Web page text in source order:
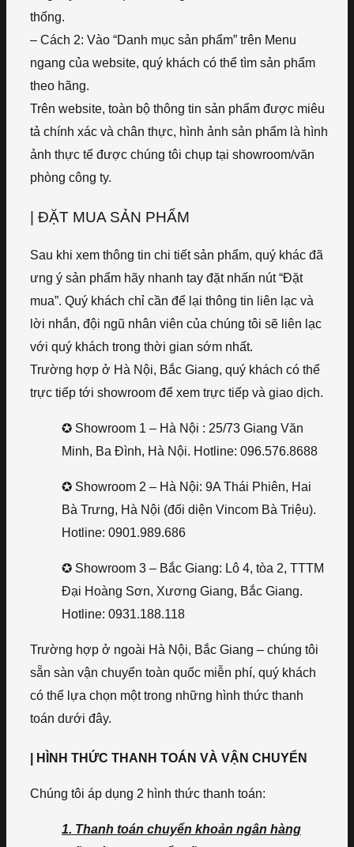
thống.
– Cách 2: Vào “Danh mục sản phẩm” trên Menu
ngang của website, quý khách có thể tìm sản phẩm
theo hãng.
Trên website, toàn bộ thông tin sản phẩm được miêu
tả chính xác và chân thực, hình ảnh sản phẩm là hình
ảnh thực tế được chúng tôi chụp tại showroom/văn
phòng công ty.
| ĐẶT MUA SẢN PHẨM
Sau khi xem thông tin chi tiết sản phẩm, quý khác đã
ưng ý sản phẩm hãy nhanh tay đặt nhấn nút “Đặt
mua”. Quý khách chỉ cần để lại thông tin liên lạc và
lời nhắn, đội ngũ nhân viên của chúng tôi sẽ liên lạc
với quý khách trong thời gian sớm nhất.
Trường hợp ở Hà Nội, Bắc Giang, quý khách có thể
trực tiếp tới showroom để xem trực tiếp và giao dịch.
✪ Showroom 1 – Hà Nội : 25/73 Giang Văn
Minh, Ba Đình, Hà Nội. Hotline: 096.576.8688
✪ Showroom 2 – Hà Nội: 9A Thái Phiên, Hai
Bà Trưng, Hà Nội (đối diện Vincom Bà Triệu).
Hotline: 0901.989.686
✪ Showroom 3 – Bắc Giang: Lô 4, tòa 2, TTTM
Đại Hoàng Sơn, Xương Giang, Bắc Giang.
Hotline: 0931.188.118
Trường hợp ở ngoài Hà Nội, Bắc Giang – chúng tôi
sẵn sàn vận chuyển toàn quốc miễn phí, quý khách
có thể lựa chọn một trong những hình thức thanh
toán dưới đây.
| HÌNH THỨC THANH TOÁN VÀ VẬN CHUYỂN
Chúng tôi áp dụng 2 hình thức thanh toán:
1. Thanh toán chuyển khoản ngân hàng